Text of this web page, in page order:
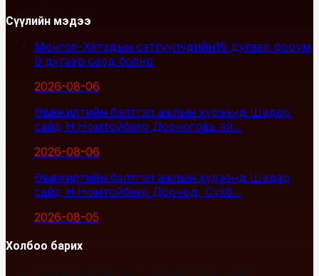
Сүүлийн мэдээ
Монгол-Хятадын сэтгүүлчдийн16 дугаар форум
9 дүгээр сард болно
2026-08-06
Өвөлжилтийн бэлтгэл ажлын хүрээнд Шадар
сайд Н.Номтойбаяр Дорноговь ай...
2026-08-06
Өвөлжилтийн бэлтгэл ажлын хүрээнд Шадар
сайд Н.Номтойбаяр Дорнод, Сүхб...
2026-08-05
Холбоо барих